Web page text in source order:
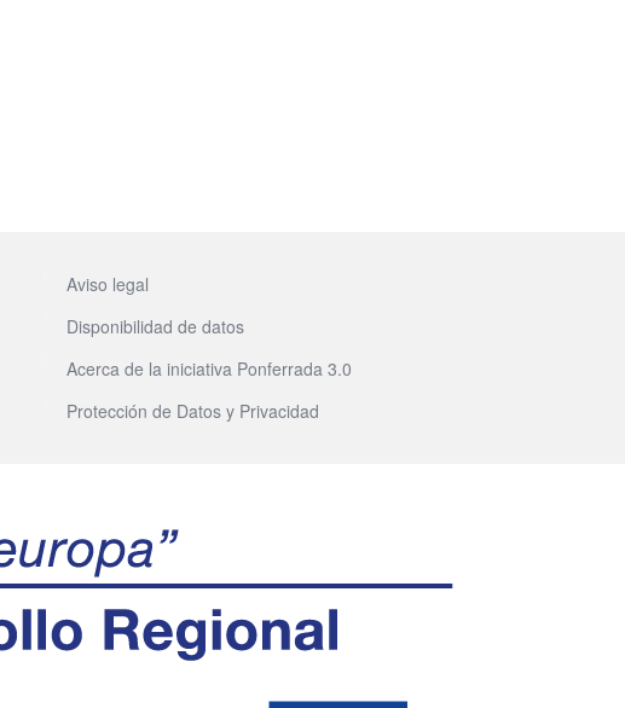
Aviso legal
Disponibilidad de datos
Acerca de la iniciativa Ponferrada 3.0
Protección de Datos y Privacidad